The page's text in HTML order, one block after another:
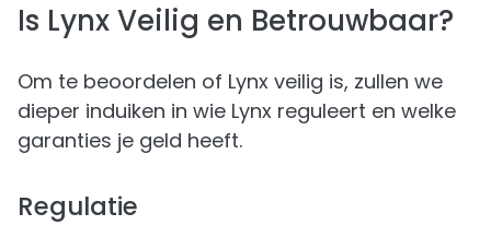
Is Lynx Veilig en Betrouwbaar?
Om te beoordelen of Lynx veilig is, zullen we
dieper induiken in wie Lynx reguleert en welke
garanties je geld heeft.
Regulatie